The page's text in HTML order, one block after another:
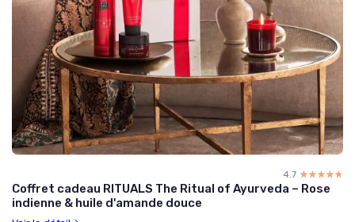
4.7 ☆☆☆☆☆
★★★★★
Coffret cadeau RITUALS The Ritual of Ayurveda – Rose
indienne & huile d'amande douce